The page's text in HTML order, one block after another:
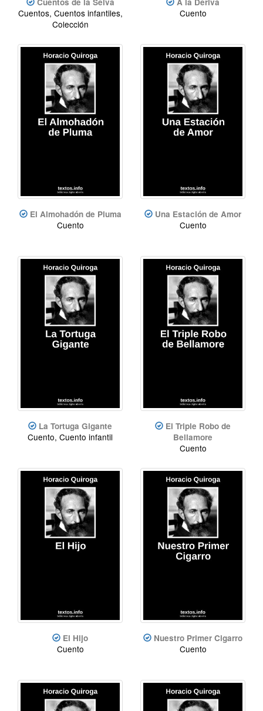
Cuentos, Cuentos infantiles,
Colección
Cuento
El Almohadón de Pluma
Cuento
Una Estación de Amor
Cuento
La Tortuga Gigante
Cuento, Cuento infantil
El Triple Robo de
Bellamore
Cuento
El Hijo
Cuento
Nuestro Primer Cigarro
Cuento